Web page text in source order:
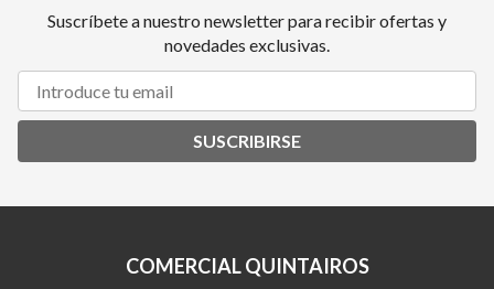
Suscríbete a nuestro newsletter para recibir ofertas y
novedades exclusivas.
SUSCRIBIRSE
COMERCIAL QUINTAIROS